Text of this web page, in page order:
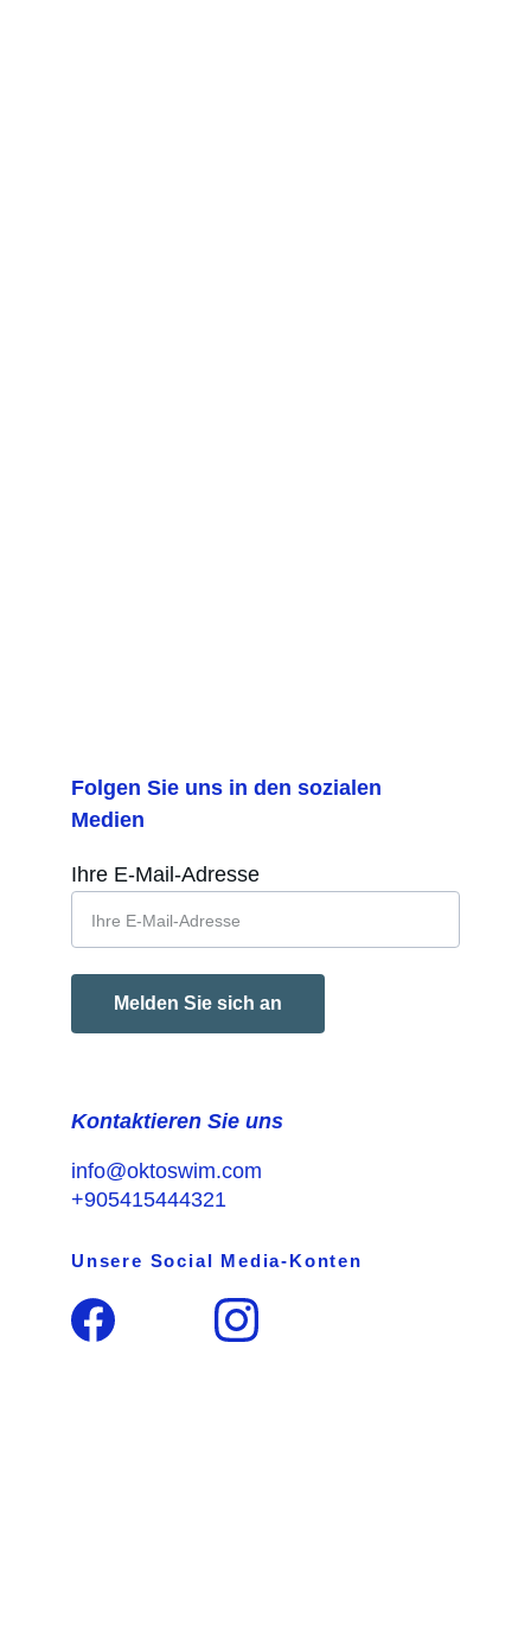
Kontaktieren Sie uns
Ihre E-Mail-Adresse
Melden Sie sich an
info@oktoswim.com
Unsere Social Media-Konten
Folgen Sie uns in den sozialen
Medien
+905415444321